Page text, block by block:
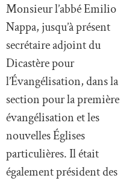
Monsieur l’abbé Emilio
Nappa, jusqu’à présent
secrétaire adjoint du
Dicastère pour
l’Évangélisation, dans la
section pour la première
évangélisation et les
nouvelles Églises
particulières. Il était
également président des